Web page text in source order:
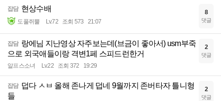
잡담 현상수배
도풀쥐뿔 Lv.72 조회 573 21:07
8
댓글
잡담 랑에님 지난영상 자주보는데(브금이 좋아서) usm부죽
으로 외국애들이랑 격변1페 스피드런한거
알프스소녀 Lv.22 조회 372 19:29
2
댓글
잡담 덥다 ㅅㅂ 올해 존나게 덥네 9월까지 존버타자 틀니형
들
2
댓글